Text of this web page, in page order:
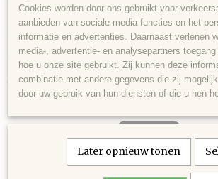
Omschrijving
Sporenbandjes koe small.
Jersey cow vacht met Antique Silver buckles en
One of a kind!
Ook interessant
Cookies worden door ons gebruikt voor
aanbieden van sociale media-functies en het
informatie en advertenties. Daarnaast verlenen
media-, advertentie- en analysepartners
hoe u onze site gebruikt. Zij kunnen deze
combinatie met andere gegevens die zij
door uw gebruik van hun diensten of die u hen
Later opnieuw tonen